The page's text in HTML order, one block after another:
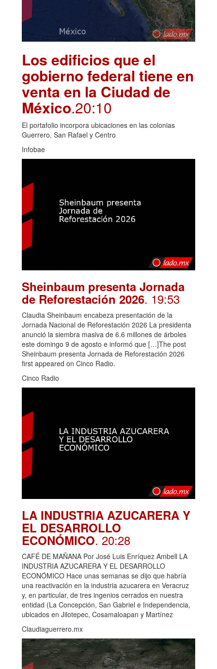
Los edificios que el
gobierno federal tiene en
venta en la Ciudad de
México.20:10
El portafolio incorpora ubicaciones en las colonias
Guerrero, San Rafael y Centro
Infobae
Sheinbaum presenta Jornada
de Reforestación 2026. 19:53
Claudia Sheinbaum encabeza presentación de la
Jornada Nacional de Reforestación 2026 La presidenta
anunció la siembra masiva de 6.6 millones de árboles
este domingo 9 de agosto e informó que […]The post
Sheinbaum presenta Jornada de Reforestación 2026
first appeared on Cinco Radio.
Cinco Radio
LA INDUSTRIA AZUCARERA Y
EL DESARROLLO
ECONÓMICO. 20:28
CAFÉ DE MAÑANA Por José Luis Enríquez Ambell LA
INDUSTRIA AZUCARERA Y EL DESARROLLO
ECONÓMICO Hace unas semanas se dijo que habría
una reactivación en la industria azucarera en Veracruz
y, en particular, de tres ingenios cerrados en nuestra
entidad (La Concepción, San Gabriel e Independencia,
ubicados en Jilotepec, Cosamaloapan y Martínez
Claudiaguerrero.mx